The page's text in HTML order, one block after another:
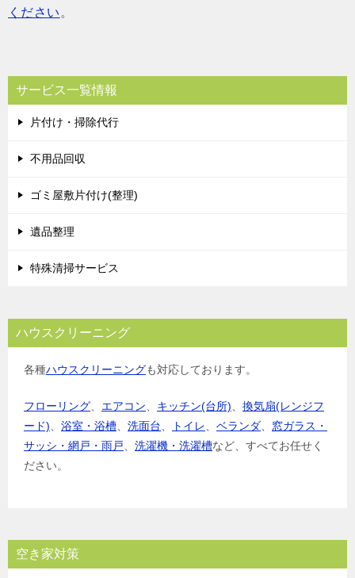
ください 。
サービス一覧情報
片付け・掃除代行
不用品回収
ゴミ屋敷片付け(整理)
遺品整理
特殊清掃サービス
ハウスクリーニング
各種ハウスクリーニングも対応しております。
フローリング エアコン キッチン(台所)
換気扇(レンジフ
ード)
浴室・浴槽 洗面台 トイレ ベランダ
窓ガラス・
サッシ・網戸・雨戸
洗濯機・洗濯槽など、すべてお任せく
ださい。
空き家対策